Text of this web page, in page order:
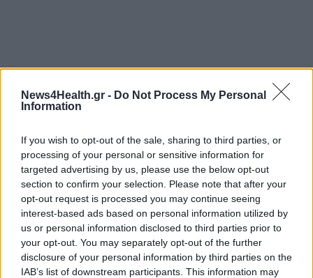
News4Health.gr - Do Not Process My Personal
Information
If you wish to opt-out of the sale, sharing to third parties, or
processing of your personal or sensitive information for
targeted advertising by us, please use the below opt-out
section to confirm your selection. Please note that after your
opt-out request is processed you may continue seeing
interest-based ads based on personal information utilized by
us or personal information disclosed to third parties prior to
your opt-out. You may separately opt-out of the further
disclosure of your personal information by third parties on the
IAB’s list of downstream participants. This information may
FORHEALTH PATIENT PLUS ΕΤΑΙΡΕΙΑ
ΥΠΟΣΤΗΡΙΞΗ ΑΣΘΕΝΩΝ